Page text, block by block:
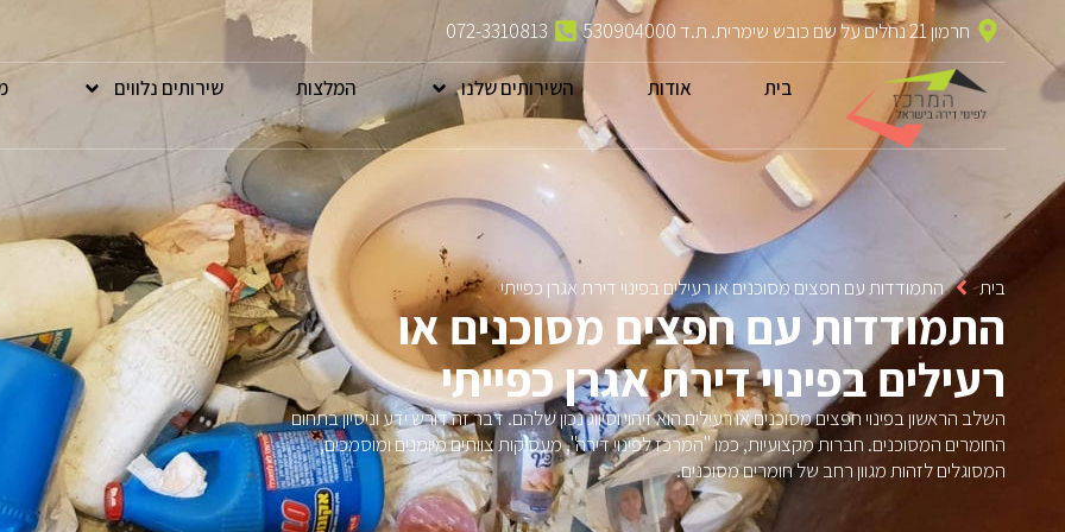
חרמון 21 נחלים על שם כובש שימרית. ת.ד 530904000 072-3310813
בית אודות השירותים שלנו המלצות שירותים נלווים
בית התמודדות עם חפצים מסוכנים או רעילים בפינוי דירת אגרן כפייתי
התמודדות עם חפצים מסוכנים או
רעילים בפינוי דירת אגרן כפייתי
השלב הראשון בפינוי חפצים מסוכנים או רעילים הוא זיהוי וסיווג נכון שלהם. דבר זה דורש ידע וניסיון בתחום
החומרים המסוכנים. חברות מקצועיות, כמו "המרכז לפינוי דירה", מעסיקות צוותים מיומנים ומוסמכים,
המסוגלים לזהות מגוון רחב של חומרים מסוכנים.